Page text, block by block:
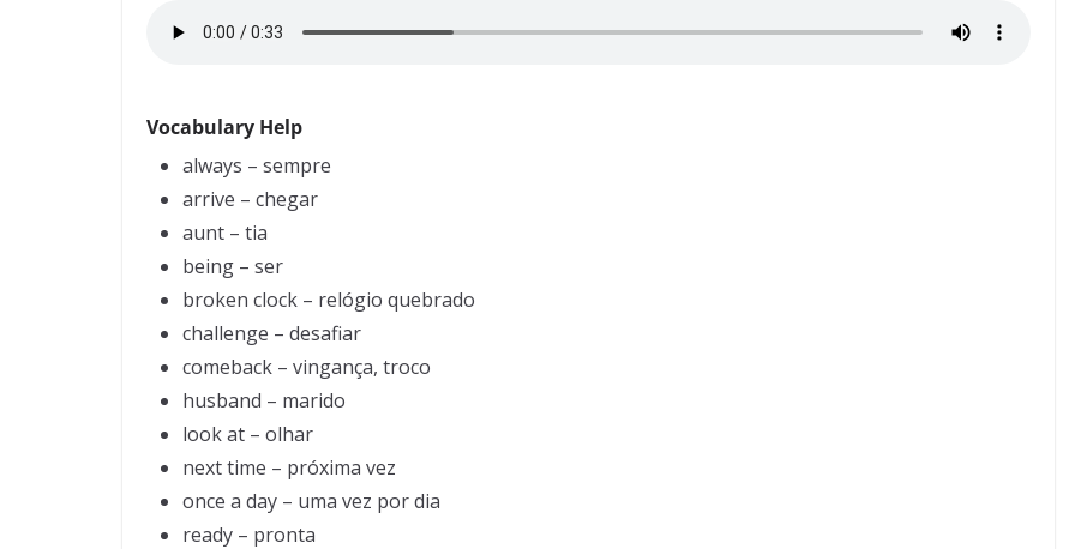
Vocabulary Help
always – sempre
arrive – chegar
aunt – tia
being – ser
broken clock – relógio quebrado
challenge – desafiar
comeback – vingança, troco
husband – marido
look at – olhar
next time – próxima vez
once a day – uma vez por dia
ready – pronta